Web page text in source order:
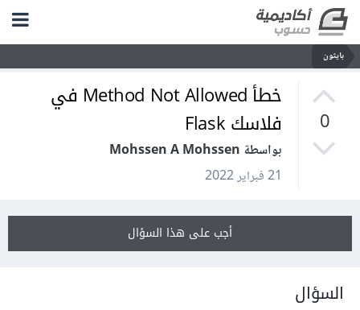
بايثون
0
خطأ Method Not Allowed في
فلاسك Flask
بواسطة Mohssen A Mohssen
21 فبراير 2022
أجب على هذا السؤال
السؤال